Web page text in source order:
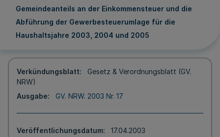
Gemeindeanteils an der Einkommensteuer und die
Abführung der Gewerbesteuerumlage für die
Haushaltsjahre 2003, 2004 und 2005
Verkündungsblatt
Gesetz & Verordnungsblatt (GV.
NRW)
Ausgabe
GV. NRW. 2003 Nr. 17
Veröffentlichungsdatum
17.04.2003